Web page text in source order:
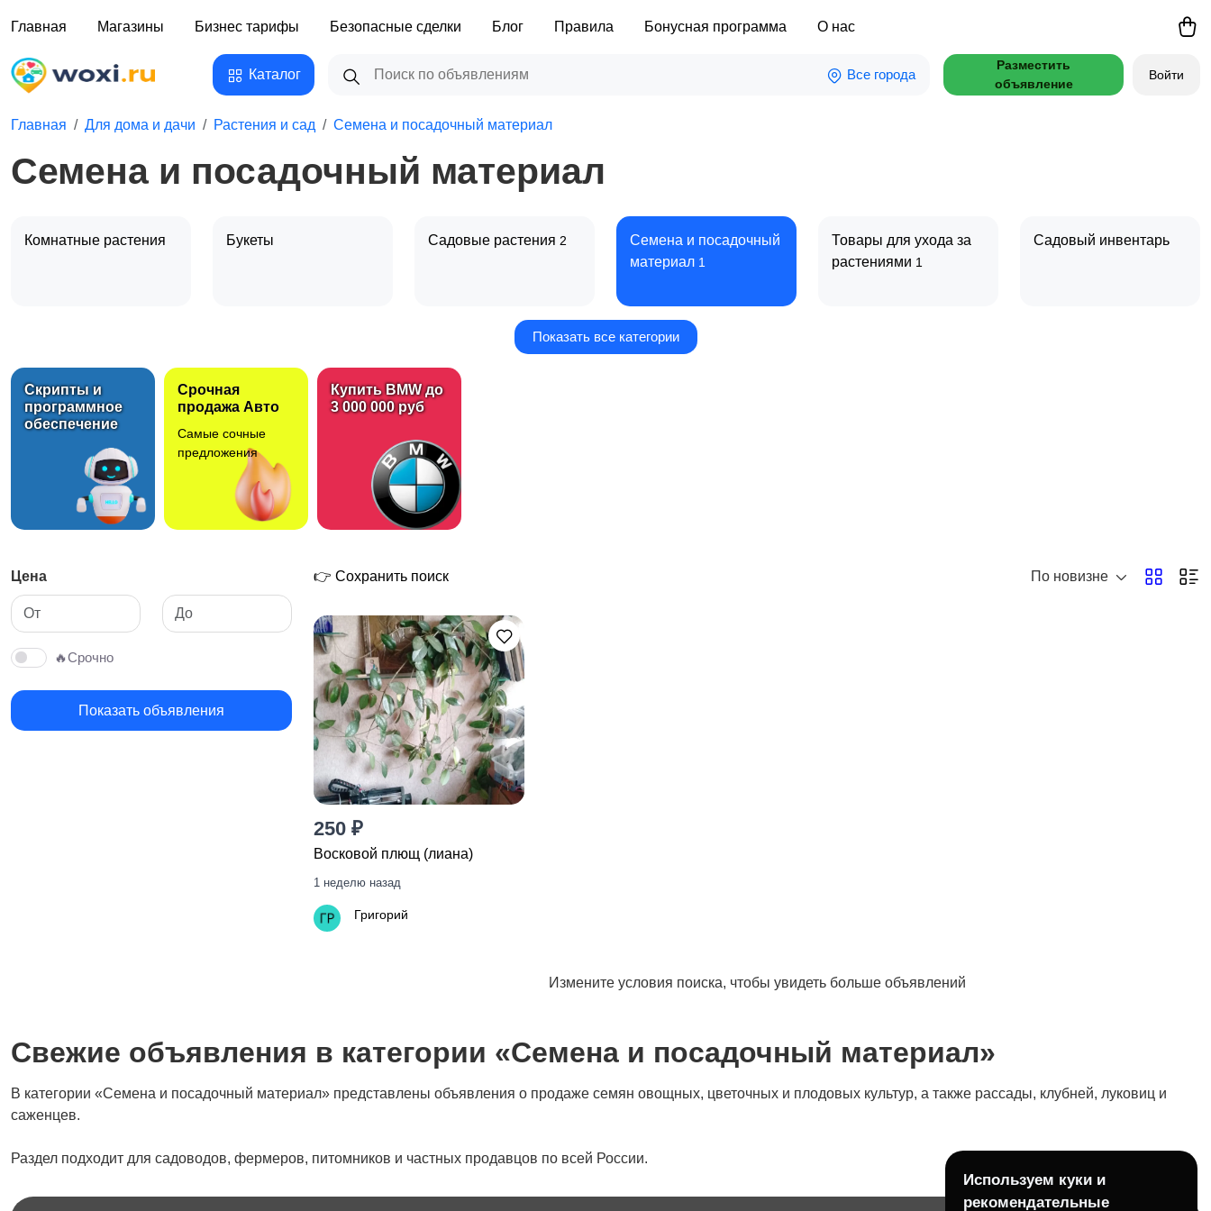
Главная Магазины Бизнес тарифы Безопасные сделки Блог Правила Бонусная программа О нас
Каталог Все города
Разместить
объявление
Войти
Главная Для дома и дачи Растения и сад Семена и посадочный материал
Семена и посадочный материал
Комнатные растения Букеты Садовые растения 2
Семена и посадочный
материал 1
Товары для ухода за
растениями 1
Садовый инвентарь
растени
Показать все категории
Скрипты и
программное
обеспечение
Срочная
продажа Авто
Самые сочные
предложения
Купить BMW до
3 000 000 руб
Цена
🔥Срочно
Показать объявления
👉 Сохранить поиск По новизне
250 ₽
Восковой плющ (лиана)
1 неделю назад
Григорий
Измените условия поиска, чтобы увидеть больше объявлений
Свежие объявления в категории «Семена и посадочный материал»
В категории «Семена и посадочный материал» представлены объявления о продаже семян овощных, цветочных и плодовых культур, а также рассады, клубней, луковиц и
саженцев.
Раздел подходит для садоводов, фермеров, питомников и частных продавцов по всей России.
Используем куки и
рекомендательные